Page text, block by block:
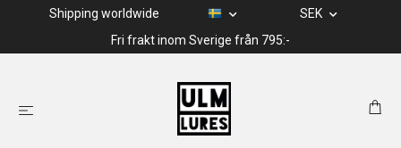
Shipping worldwide
SEK
Fri frakt inom Sverige från 795:-